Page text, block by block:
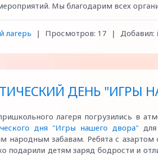
Мы благодарим всех
лагерь | Просмотров: 17 | Добавил:
ДЕНЬ "ИГРЫ
лагеря погрузились в
дня "Игры нашего двора"
народным забавам. Ребята с азартом
подарили детям заряд бодрости и